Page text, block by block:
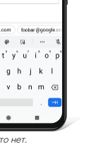
нет.